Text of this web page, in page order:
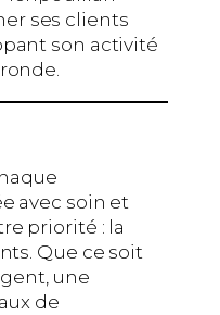
ses clients
son activité
avec soin et
priorité : la
Que ce soit
une
de